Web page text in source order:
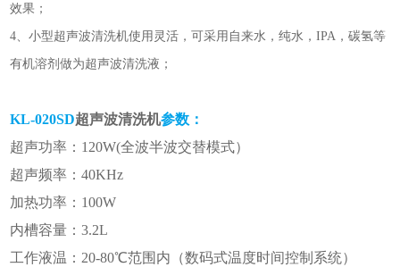
效果；
4、小型超声波清洗机使用灵活，可采用自来水，纯水，IPA，碳氢等
有机溶剂做为超声波清洗液；
KL-020SD超声波清洗机参数：
超声功率：120W(全波半波交替模式）
超声频率：40KHz
加热功率：100W
内槽容量：3.2L
工作液温：20-80℃范围内（数码式温度时间控制系统）